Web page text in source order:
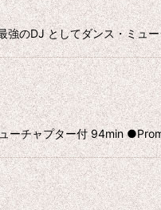
のDJ としてダンス・ミュ
ーチャプター付 94min